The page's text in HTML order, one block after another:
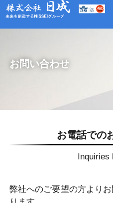
お問い合わせ
お電話での
Inquiries
弊社へのご要望の⽅より